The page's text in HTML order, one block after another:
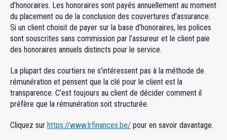
d’honoraires. Les honoraires sont payés annuellement au moment
du placement ou de la conclusion des couvertures d’assurance.
Si un client choisit de payer sur la base d’honoraires, les polices
sont souscrites sans commission par l’assureur et le client paie
des honoraires annuels distincts pour le service.
La plupart des courtiers ne s’intéressent pas à la méthode de
rémunération et pensent que la clé pour le client est la
transparence. C’est toujours au client de décider comment il
préfère que la rémunération soit structurée.
Cliquez sur https://www.lrfinances.be/ pour en savoir davantage.